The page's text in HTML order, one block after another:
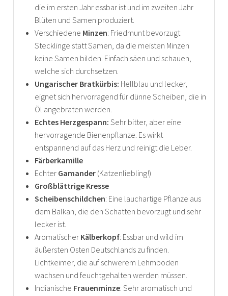
die im ersten Jahr essbar ist und im zweiten Jahr
Blüten und Samen produziert.
Verschiedene Minzen: Friedmunt bevorzugt
Stecklinge statt Samen, da die meisten Minzen
keine Samen bilden. Einfach säen und schauen,
welche sich durchsetzen.
Ungarischer Bratkürbis: Hellblau und lecker,
eignet sich hervorragend für dünne Scheiben, die in
Öl angebraten werden.
Echtes Herzgespann: Sehr bitter, aber eine
hervorragende Bienenpflanze. Es wirkt
entspannend auf das Herz und reinigt die Leber.
Färberkamille
Echter Gamander(Katzenliebling!)
Großblättrige Kresse
Scheibenschildchen: Eine lauchartige Pflanze aus
dem Balkan, die den Schatten bevorzugt und sehr
lecker ist.
Aromatischer Kälberkopf: Essbar und wild im
äußersten Osten Deutschlands zu finden.
Lichtkeimer, die auf schwerem Lehmboden
wachsen und feuchtgehalten werden müssen.
Indianische Frauenminze: Sehr aromatisch und